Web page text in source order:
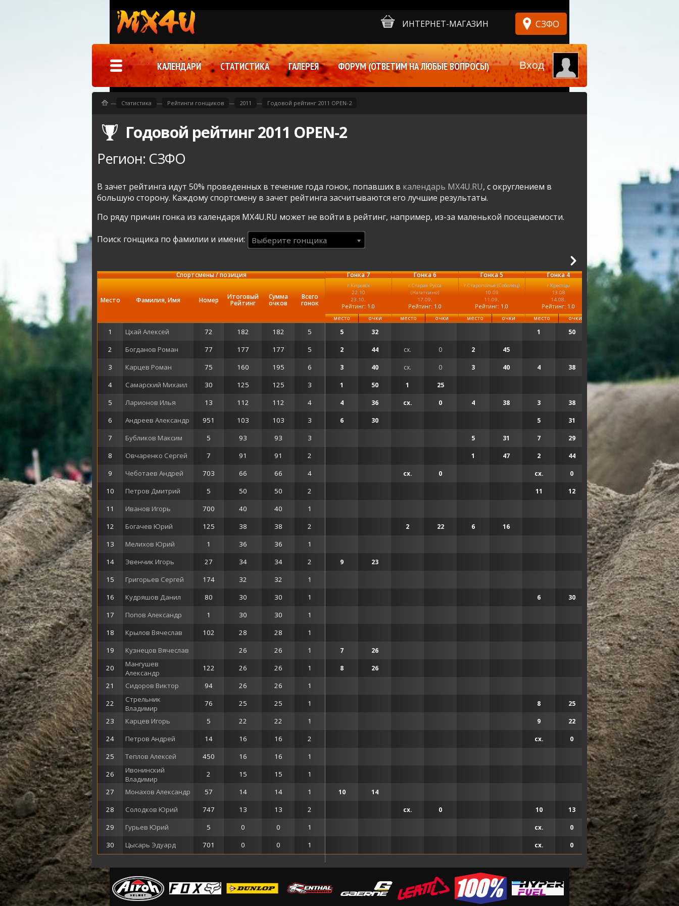
Годовой рейтинг 2011 OPEN-2
Регион: СЗФО
В зачет рейтинга идут 50% проведенных в течение года гонок, попавших в календарь MX4U.RU, с округлением в
большую сторону. Каждому спортсмену в зачет рейтинга засчитываются его лучшие результаты.
По ряду причин гонка из календаря MX4U.RU может не войти в рейтинг, например, из-за маленькой посещаемости.
Поиск гонщика по фамилии и имени:
Выберите гонщика
Спортсмены / позиция
Место Фамилия, Имя Номер Итоговый
Рейтинг
Сумма
очков
Всего
гонок
1 Цхай Алексей 72 182 182
5
2
Богданов Роман 77 177 177
5
3
Карцев Роман 75 160 195
6
4
Самарский Михаил 30 125 125
3
5
Ларионов Илья 13 112 112
4
6
Андреев Александр 951 103 103
3
7
Бубликов Максим 5 93 93
3
8
Овчаренко Сергей 7 91 91
2
9
Чеботаев Андрей 703 66 66
4
10
Петров Дмитрий 5 50 50
2
11
Иванов Игорь 700 40 40
1
12
Богачев Юрий 125 38 38
2
13
Мелихов Юрий 1 36 36
1
14
Эвенчик Игорь 27 34 34
2
15
Григорьев Сергей 174 32 32
1
16
Кудряшов Данил 80 30 30
1
17
Попов Александр 1 30 30
1
18
Крылов Вячеслав 102 28 28
1
19
Кузнецов Вячеслав 26 26
1
20
Мангушев
Александр
122 26 26
1
21
Сидоров Виктор 94 26 26
1
22
Стрельник
Владимир
76 25 25
1
23
Карцев Игорь 5 22 22
1
24
Петров Андрей 14 16 16
2
25
Теплов Алексей 450 16 16
1
26
Ивонинский
Владимир
2 15 15
1
27
Монахов Александр 57 14 14
1
28
Солодков Юрий 747 13 13
2
29
Гурьев Юрий 5 0 0
1
30
Цысарь Эдуард 701 0 0 1
Гонка 7 Гонка 6 Гонка 5 Гонка 4 Гонка 3
г.Кировск
22.10
23.10
Рейтинг: 1.0
г.Старая Русса
(Нагаткино)
17.09
Рейтинг: 1.0
г.Старополье (Соболец)
10.09
11.09
Рейтинг: 1.0
г.Крестцы
13.08
14.08
Рейтинг: 1.0
г.Боровичи
09.07
Рейтинг: 1.0
место
очки место очки место очки место очки
5 32 1 50
2 44 сх. 0 2 45
3 40 сх. 0 3 40 4 38
1 50 1 25
4 36 сх. 0 4 38 3 38
6 30 5 31
5 31 7 29
1 47 2 44
сх. 0 сх. 0
11 12 3 38
2 22 6 16
4
9 23
5
6 30
7 26
8 26
8 25
9 22
сх. 0 7 16
10 14
сх. 0 10 13
сх. 0
сх. 0
— Статистика — Рейтинги гонщиков — 2011 — Годовой рейтинг 2011 OPEN-2
ИНТЕРНЕТ-МАГАЗИН СЗФО
КАЛЕНДАРИ СТАТИСТИКА ГАЛЕРЕЯ ФОРУМ (ОТВЕТИМ НА ЛЮБЫЕ ВОПРОСЫ) Вход